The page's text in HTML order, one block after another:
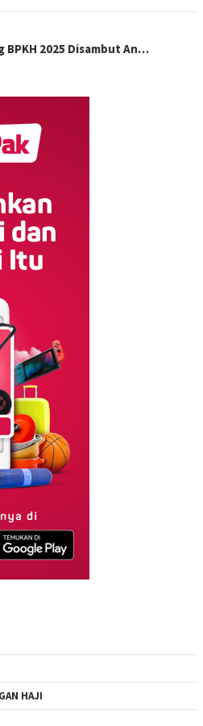
BPKH 2025 Disambut An…
HAJI